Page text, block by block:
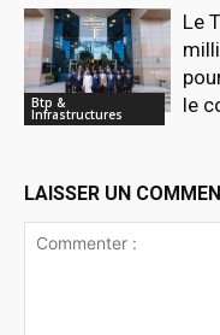
Btp &
Infrastructures
Le
le
LAISSER UN